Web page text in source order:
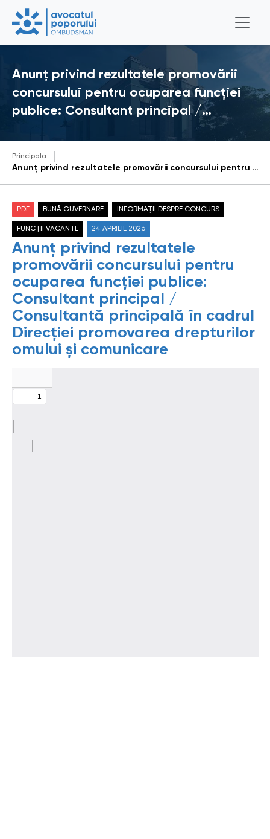
Anunț privind rezultatele promovării
concursului pentru ocuparea funcției
publice: Consultant principal /…
Principala
Anunț privind rezultatele promovării concursului pentru ocuparea funcției publice: Consultant principal / Consultantă principală în cadrul Direcției promovarea drepturilor omului și comunicare
PDF BUNĂ GUVERNARE INFORMAȚII DESPRE CONCURS
FUNCȚII VACANTE 24 APRILIE 2026
Anunț privind rezultatele
promovării concursului pentru
ocuparea funcției publice:
Consultant principal /
Consultantă principală în cadrul
Direcției promovarea drepturilor
omului și comunicare